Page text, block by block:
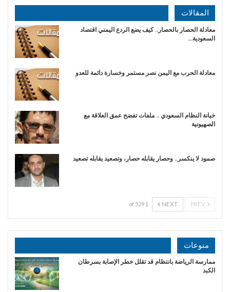
المقالات
معادلة الحصار بالحصار.. كيف يضع الردع اليمني اقتصاد
السعودية…
​معادلة الحرب مع اليمن نصر مستمر وخسارة دائمة للعدو
خيانة النظام السعودي .. ملفات تفضح عمق العلاقة مع
الصهيونية
صمود لا ينكسر.. وحصار يقابله حصار، وتصعيد يقابله تصعيد
NEXT
1 of 529
منوعات
ممارسة الرياضة بانتظام قد تقلل خطر الإصابة بسرطان
الكبد